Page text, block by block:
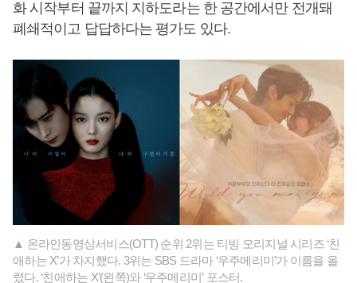
화 시작부터 끝까지 지하도라는 한 공간에서만 전개돼
폐쇄적이고 답답하다는 평가도 있다.
▲ 온라인동영상서비스(OTT) 순위 2위는 티빙 오리지널 시리즈 ‘친
애하는 X’가 차지했다. 3위는 SBS 드라마 ‘우주메리미’가 이름을 올
렸다. ‘친애하는 X’(왼쪽)와 ‘우주메리미’ 포스터.